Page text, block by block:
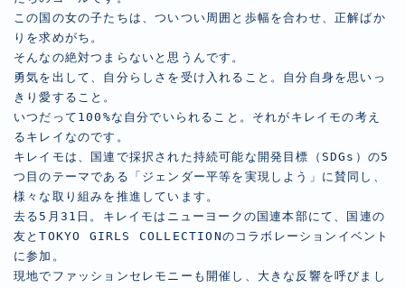
この国の女の子たちは、ついつい周囲と歩幅を合わせ、正解ばか
りを求めがち。
そんなの絶対つまらないと思うんです。
勇気を出して、自分らしさを受け入れること。自分自身を思いっ
きり愛すること。
いつだって100%な自分でいられること。それがキレイモの考え
るキレイなのです。
キレイモは、国連で採択された持続可能な開発目標（SDGs）の5
つ目のテーマである「ジェンダー平等を実現しよう」に賛同し、
様々な取り組みを推進しています。
去る5月31日。キレイモはニューヨークの国連本部にて、国連の
友とTOKYO GIRLS COLLECTIONのコラボレーションイベント
に参加。
現地でファッションセレモニーも開催し、大きな反響を呼びまし